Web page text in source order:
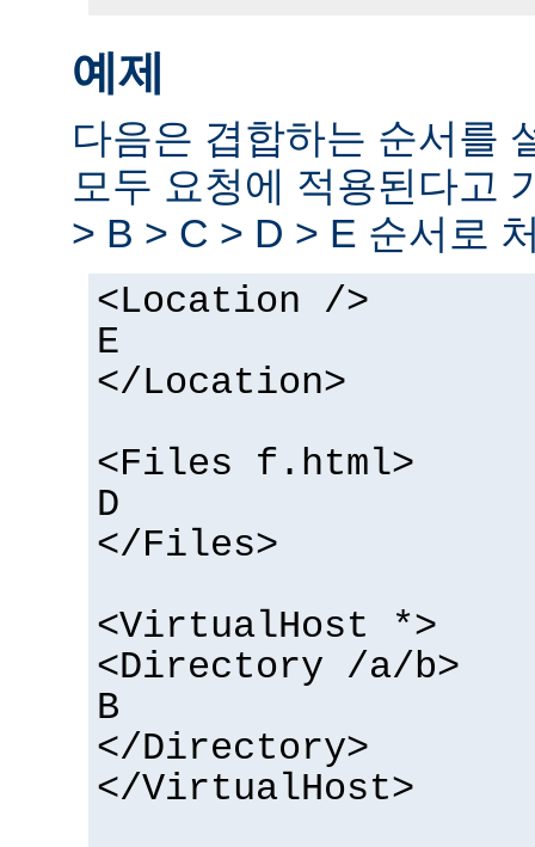
예제
다음은 겹합하는 순서를
모두 요청에 적용된다고
> B > C > D > E 순서로
<Location />
E
</Location>
<Files f.html>
D
</Files>
<VirtualHost *>
<Directory /a/b>
B
</Directory>
</VirtualHost>